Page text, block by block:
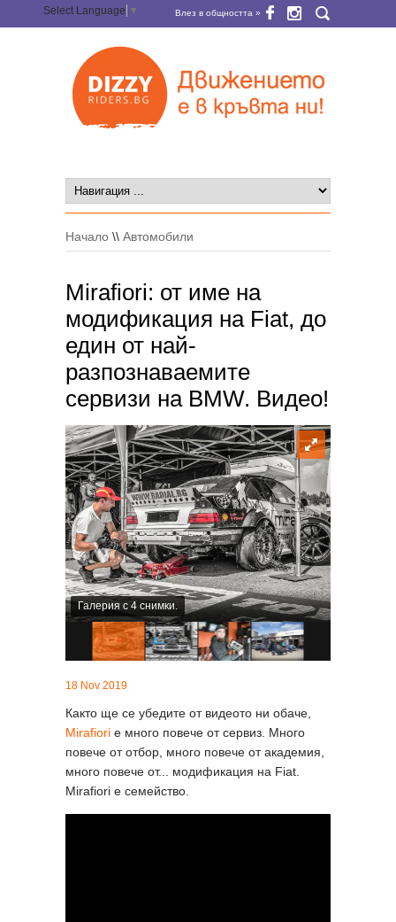
Select Language ▼ Влез в общността »
Начало \\ Автомобили
Mirafiori: от име на
модификация на Fiat, до
един от най-
разпознаваемите
сервизи на BMW. Видео!
Галерия с 4 снимки.
18 Nov 2019
Както ще се убедите от видеото ни обаче,
Mirafiori е много повече от сервиз. Много
повече от отбор, много повече от академия,
много повече от... модификация на Fiat.
Mirafiori е семейство.